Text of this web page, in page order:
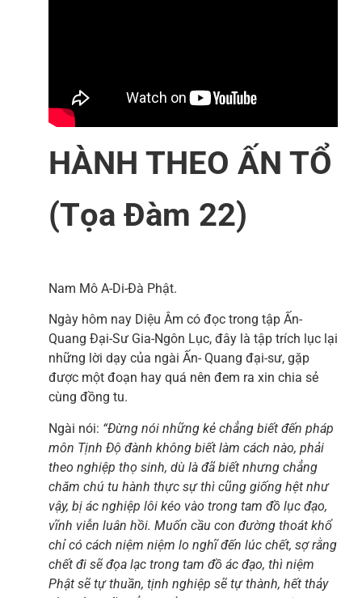
HÀNH THEO ẤN TỔ
(Tọa Đàm 22)
Nam Mô A-Di-Đà Phật.
Ngày hôm nay Diệu Âm có đọc trong tập Ấn-
Quang Đại-Sư Gia-Ngôn Lục, đây là tập trích lục lại
những lời dạy của ngài Ấn- Quang đại-sư, gặp
được một đoạn hay quá nên đem ra xin chia sẻ
cùng đồng tu.
Ngài nói: “Đừng nói những kẻ chẳng biết đến pháp
môn Tịnh Độ đành không biết làm cách nào, phải
theo nghiệp thọ sinh, dù là đã biết nhưng chẳng
chăm chú tu hành thực sự thì cũng giống hệt như
vậy, bị ác nghiệp lôi kéo vào trong tam đồ lục đạo,
vĩnh viễn luân hồi. Muốn cầu con đường thoát khổ
chỉ có cách niệm niệm lo nghĩ đến lúc chết, sợ rằng
chết đi sẽ đọa lạc trong tam đồ ác đạo, thì niệm
Phật sẽ tự thuần, tịnh nghiệp sẽ tự thành, hết thảy